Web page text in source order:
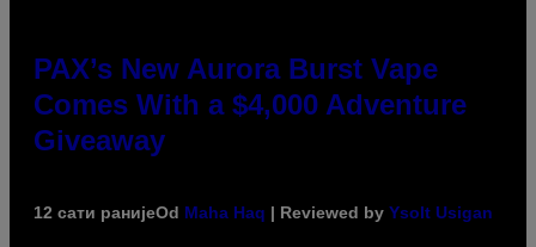
PAX’s New Aurora Burst Vape
Comes With a $4,000 Adventure
Giveaway
12 сати ранијеOd Maha Haq | Reviewed by Ysolt Usigan